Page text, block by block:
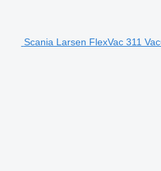
Scania Larsen FlexVac 311